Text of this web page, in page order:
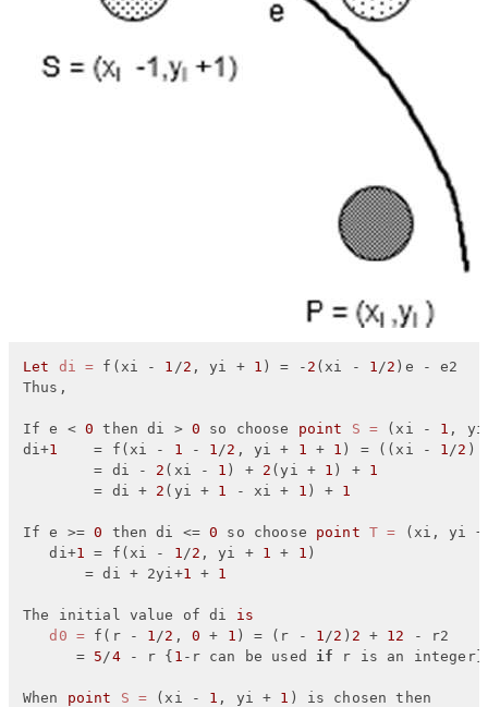
Let di = f(xi - 1 /2 , yi + 1 ) = - 2 (xi - 1 /2 )e - e2
Thus,
If e < 0 then di > 0 so choose point S = (xi - 1 ,
di+1
    = f(xi -
1 - 1 /2 , yi + 1 + 1 ) = ((xi - 1 /2 )
        = di -
2 (xi - 1 ) + 2 (yi + 1 ) + 1
        = di +
2 (yi + 1 - xi + 1 ) + 1
If e >= 0 then di <= 0 so choose point T = (xi, yi
   di+
1 = f(xi - 1 /2 , yi + 1 + 1 )
       = di + 2yi+
1 + 1
The initial value of di is
d0 = f(r - 1 /2 , 0 + 1 ) = (r - 1 /2 ) 2 + 12
- r2
      =
5 /4 - r { 1 -r can be used if r is an integer}
When point S = (xi - 1 , yi + 1 ) is chosen then